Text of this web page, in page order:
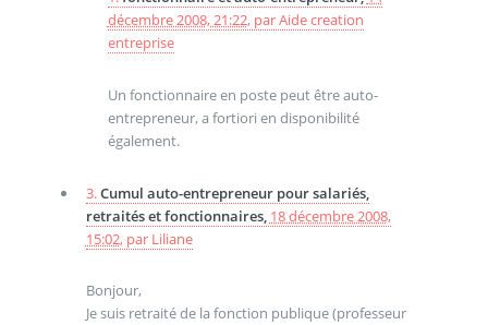
décembre 2008, 21:22, parAide creation
entreprise
Un fonctionnaire en poste peut être auto-
entrepreneur, a fortiori en disponibilité
également.
3.Cumul auto-entrepreneur pour salariés,
retraités et fonctionnaires, 18 décembre 2008,
15:02, par Liliane
Bonjour,
Je suis retraité de la fonction publique (professeur